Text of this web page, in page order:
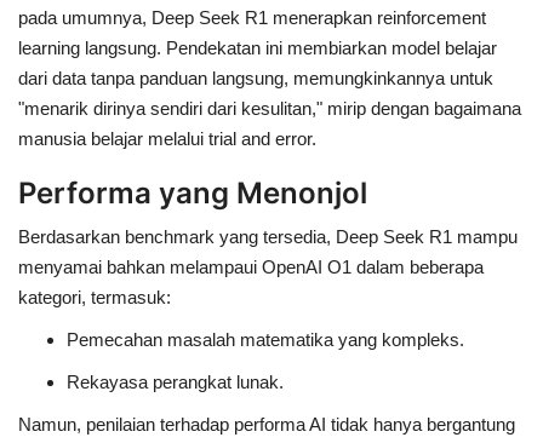
pada umumnya, Deep Seek R1 menerapkan reinforcement
learning langsung. Pendekatan ini membiarkan model belajar
dari data tanpa panduan langsung, memungkinkannya untuk
"menarik dirinya sendiri dari kesulitan," mirip dengan bagaimana
manusia belajar melalui trial and error.
Performa yang Menonjol
Berdasarkan benchmark yang tersedia, Deep Seek R1 mampu
menyamai bahkan melampaui OpenAI O1 dalam beberapa
kategori, termasuk:
Pemecahan masalah matematika yang kompleks.
Rekayasa perangkat lunak.
Namun, penilaian terhadap performa AI tidak hanya bergantung